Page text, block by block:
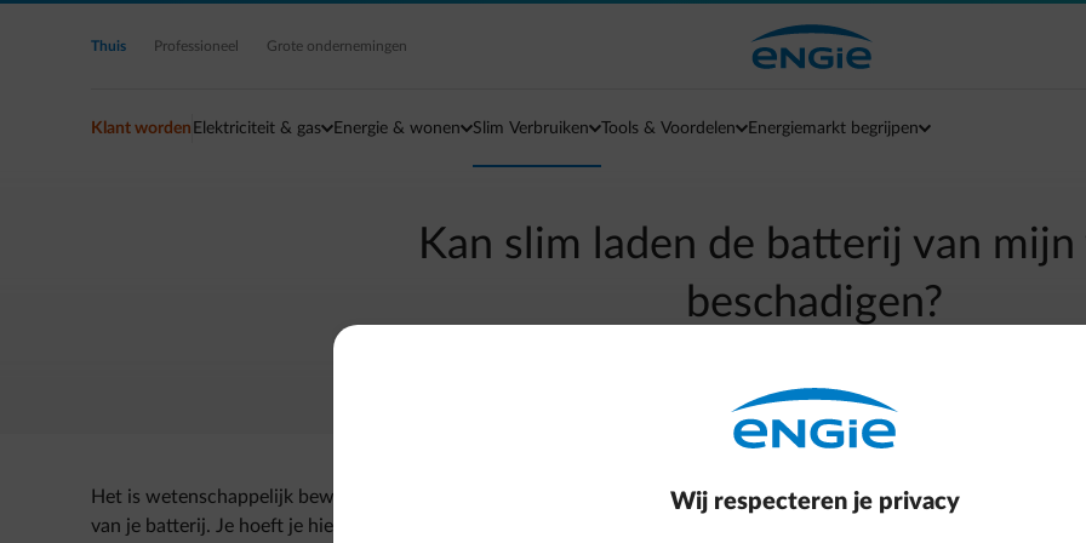
Ga naar de hoofdinhoud
Thuis Professioneel Grote ondernemingen
Klant worden Elektriciteit & gas Energie & wonen Slim Verbruiken Tools & Voordelen Energiemarkt begrijpen
Kan slim laden de batterij van mijn
beschadigen?
Terug naar contactpagina
Het is wetenschappelijk bewezen dat het herhaald starten en stoppen van het laden thuis geen invloed heeft op de
van je batterij. Je hoeft je hierover dus geen zorgen te maken.
Wij respecteren je privacy